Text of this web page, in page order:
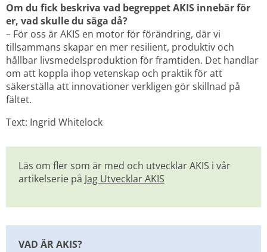
Om du fick beskriva vad begreppet AKIS innebär för
er, vad skulle du säga då?
– För oss är AKIS en motor för förändring, där vi
tillsammans skapar en mer resilient, produktiv och
hållbar livsmedelsproduktion för framtiden. Det handlar
om att koppla ihop vetenskap och praktik för att
säkerställa att innovationer verkligen gör skillnad på
fältet.
Text: Ingrid Whitelock
Läs om fler som är med och utvecklar AKIS i vår
artikelserie på Jag Utvecklar AKIS
VAD ÄR AKIS?